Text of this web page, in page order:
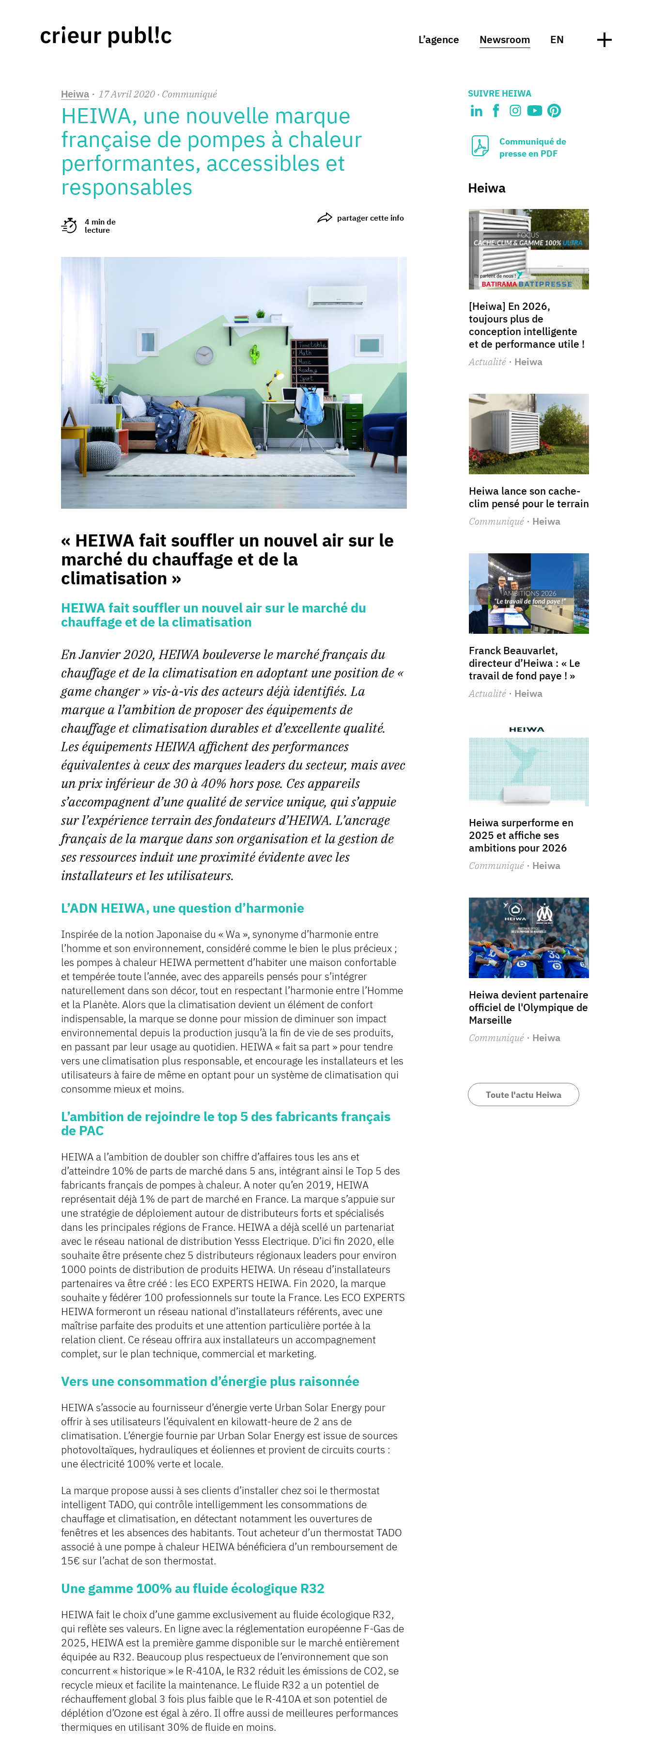
L’agence Newsroom EN
Heiwa · 17Avril2020 · Communiqué
HEIWA, une nouvelle marque
française de pompes à chaleur
performantes, accessibles et
responsables
4 min de
lecture
partager cette info
« HEIWA fait souffler un nouvel air sur le
marché du chauffage et de la
climatisation »
HEIWA fait souffler un nouvel air sur le marché du
chauffage et de la climatisation
En Janvier 2020, HEIWA bouleverse le marché français du
chauffage et de la climatisation en adoptant une position de «
game changer » vis-à-vis des acteurs déjà identifiés. La
marque a l’ambition de proposer des équipements de
chauffage et climatisation durables et d’excellente qualité.
Les équipements HEIWA affichent des performances
équivalentes à ceux des marques leaders du secteur, mais avec
un prix inférieur de 30 à 40% hors pose. Ces appareils
s’accompagnent d’une qualité de service unique, qui s’appuie
sur l’expérience terrain des fondateurs d’HEIWA. L’ancrage
français de la marque dans son organisation et la gestion de
ses ressources induit une proximité évidente avec les
installateurs et les utilisateurs.
L’ADN HEIWA, une question d’harmonie
Inspirée de la notion Japonaise du « Wa », synonyme d’harmonie entre
l’homme et son environnement, considéré comme le bien le plus précieux ;
les pompes à chaleur HEIWA permettent d’habiter une maison confortable
et tempérée toute l’année, avec des appareils pensés pour s’intégrer
naturellement dans son décor, tout en respectant l’harmonie entre l’Homme
et la Planète. Alors que la climatisation devient un élément de confort
indispensable, la marque se donne pour mission de diminuer son impact
environnemental depuis la production jusqu’à la fin de vie de ses produits,
en passant par leur usage au quotidien. HEIWA « fait sa part » pour tendre
vers une climatisation plus responsable, et encourage les installateurs et les
utilisateurs à faire de même en optant pour un système de climatisation qui
consomme mieux et moins.
L’ambition de rejoindre le top 5 des fabricants français
de PAC
HEIWA a l’ambition de doubler son chiffre d’affaires tous les ans et
d’atteindre 10% de parts de marché dans 5 ans, intégrant ainsi le Top 5 des
fabricants français de pompes à chaleur. A noter qu’en 2019, HEIWA
représentait déjà 1% de part de marché en France. La marque s’appuie sur
une stratégie de déploiement autour de distributeurs forts et spécialisés
dans les principales régions de France. HEIWA a déjà scellé un partenariat
avec le réseau national de distribution Yesss Electrique. D’ici fin 2020, elle
souhaite être présente chez 5 distributeurs régionaux leaders pour environ
1000 points de distribution de produits HEIWA. Un réseau d’installateurs
partenaires va être créé : les ECO EXPERTS HEIWA. Fin 2020, la marque
souhaite y fédérer 100 professionnels sur toute la France. Les ECO EXPERTS
HEIWA formeront un réseau national d’installateurs référents, avec une
maîtrise parfaite des produits et une attention particulière portée à la
relation client. Ce réseau offrira aux installateurs un accompagnement
complet, sur le plan technique, commercial et marketing.
Vers une consommation d’énergie plus raisonnée
HEIWA s’associe au fournisseur d’énergie verte Urban Solar Energy pour
offrir à ses utilisateurs l’équivalent en kilowatt-heure de 2 ans de
climatisation. L’énergie fournie par Urban Solar Energy est issue de sources
photovoltaïques, hydrauliques et éoliennes et provient de circuits courts :
une électricité 100% verte et locale.
La marque propose aussi à ses clients d’installer chez soi le thermostat
intelligent TADO, qui contrôle intelligemment les consommations de
chauffage et climatisation, en détectant notamment les ouvertures de
fenêtres et les absences des habitants. Tout acheteur d’un thermostat TADO
associé à une pompe à chaleur HEIWA bénéficiera d’un remboursement de
15€ sur l’achat de son thermostat.
Une gamme 100% au fluide écologique R32
HEIWA fait le choix d’une gamme exclusivement au fluide écologique R32,
qui reflète ses valeurs. En ligne avec la réglementation européenne F-Gas de
2025, HEIWA est la première gamme disponible sur le marché entièrement
équipée au R32. Beaucoup plus respectueux de l’environnement que son
concurrent « historique » le R-410A, le R32 réduit les émissions de CO2, se
recycle mieux et facilite la maintenance. Le fluide R32 a un potentiel de
réchauffement global 3 fois plus faible que le R-410A et son potentiel de
déplétion d’Ozone est égal à zéro. Il offre aussi de meilleures performances
thermiques en utilisant 30% de fluide en moins.
SUIVRE HEIWA
Communiqué de
presse en PDF
Heiwa
[Heiwa] En 2026,
toujours plus de
conception intelligente
et de performance utile !
Actualité· Heiwa
Heiwa lance son cache-
clim pensé pour le terrain
Communiqué· Heiwa
Franck Beauvarlet,
directeur d’Heiwa : « Le
travail de fond paye ! »
Actualité· Heiwa
Heiwa surperforme en
2025 et affiche ses
ambitions pour 2026
Communiqué· Heiwa
Heiwa devient partenaire
officiel de l'Olympique de
Marseille
Communiqué· Heiwa
Toute l'actu Heiwa